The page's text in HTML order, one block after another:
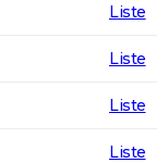
Liste
Liste
Liste
Liste